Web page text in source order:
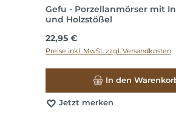
Gefu - Porzellanmörser mit
und Holzstößel
Regulärer Preis:
22,95 €
Preise inkl. MwSt. zzgl. Versandkosten
In den
Jetzt merken